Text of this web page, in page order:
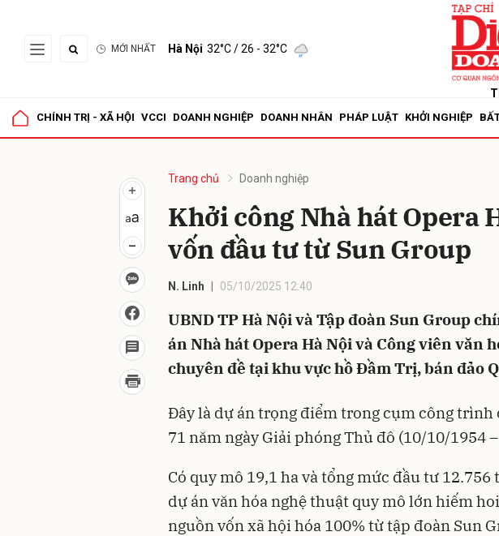
MỚI NHẤT Hà Nội 32°C/ 26 - 32°C
CHÍNH TRỊ - XÃ HỘI VCCI DOANH NGHIỆP DOANH NHÂN PHÁP LUẬT KHỞI NGHIỆP
Trang chủ Doanh nghiệp
Khởi công Nhà hát Opera
vốn đầu tư từ Sun Group
N. Linh 05/10/2025 12:40
UBND TP Hà Nội và Tập đoàn Sun Group
án Nhà hát Opera Hà Nội và Công viên văn
chuyên đề tại khu vực hồ Đầm Trị, bán đảo
Đây là dự án trọng điểm trong cụm công trình
71 năm ngày Giải phóng Thủ đô (10/10/1954
Có quy mô 19,1 ha và tổng mức đầu tư 12.756
dự án văn hóa nghệ thuật quy mô lớn hiếm
nguồn vốn xã hội hóa 100% từ tập đoàn Sun